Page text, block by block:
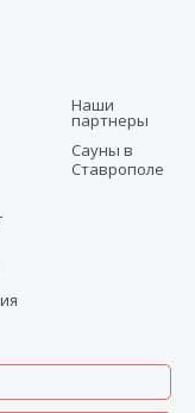
Наши
партнеры
Сауны в
Ставрополе